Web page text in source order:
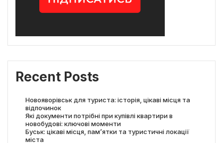
Recent Posts
Новояворівськ для туриста: історія, цікаві місця та
відпочинок
Які документи потрібні при купівлі квартири в
новобудові: ключові моменти
Буськ: цікаві місця, пам’ятки та туристичні локації
міста